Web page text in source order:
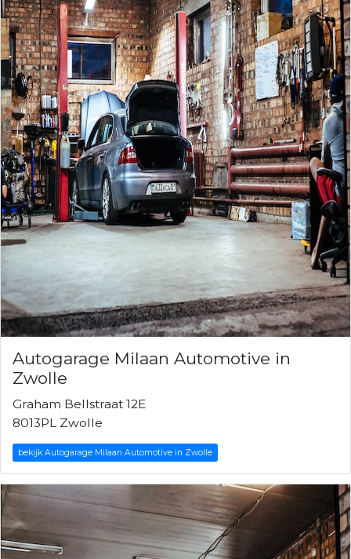
Autogarage Milaan Automotive in
Zwolle
Graham Bellstraat 12E
8013PL Zwolle
bekijk Autogarage Milaan Automotive in Zwolle